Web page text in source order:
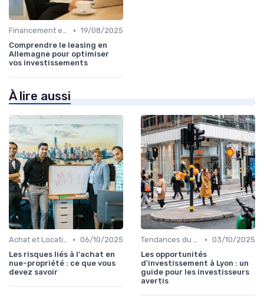
Financement et Prêts Immobiliers • 19/08/2025
Comprendre le leasing en
Allemagne pour optimiser
vos investissements
À lire aussi
Achat et Location de Biens Immobiliers • 06/10/2025
Les risques liés à l'achat en
nue-propriété : ce que vous
devez savoir
Tendances du Marché Immobilier • 03/10/2025
Les opportunités
d'investissement à Lyon : un
guide pour les investisseurs
avertis